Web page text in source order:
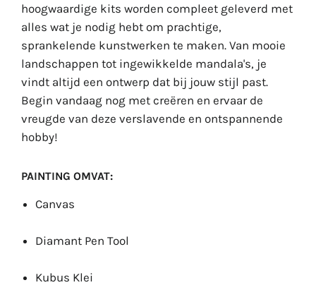
hoogwaardige kits worden compleet geleverd met
alles wat je nodig hebt om prachtige,
sprankelende kunstwerken te maken. Van mooie
landschappen tot ingewikkelde mandala's, je
vindt altijd een ontwerp dat bij jouw stijl past.
Begin vandaag nog met creëren en ervaar de
vreugde van deze verslavende en ontspannende
hobby!
PAINTING OMVAT:
Canvas
Diamant Pen Tool
Kubus Klei